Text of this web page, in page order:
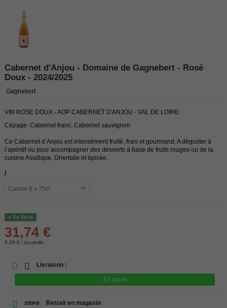
Cabernet d'Anjou - Domaine de Gagnebert - Rosé
Doux - 2024/2025
Gagnebert
VIN ROSE DOUX - AOP CABERNET D'ANJOU - VAL DE LOIRE
Cépage: Cabernet franc, Cabernet sauvignon
Ce Cabernet d’Anjou est intensément fruité, frais et gourmand. A déguster à
l’apéritif ou pour accompagner des desserts à base de fruits rouges ou de la
cuisine Asiatique, Orientale et épicée.
/
En Stock
31,74 €
5,29 € / bouteille
Livraison :
En stock
store Retrait en magasin